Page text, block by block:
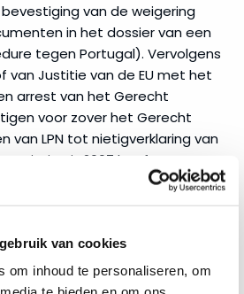
van cookies
om inhoud te personaliseren, om
van de weigering
in het dossier van een
tegen Portugal). Vervolgens
van Justitie van de EU met het
arrest van het Gerecht
voor zover het Gerecht
van LPN tot nietigverklaring van
uit 2007 heeft
het documenten en
betreft waarvoor de
gehandhaafd.
uitspraak: